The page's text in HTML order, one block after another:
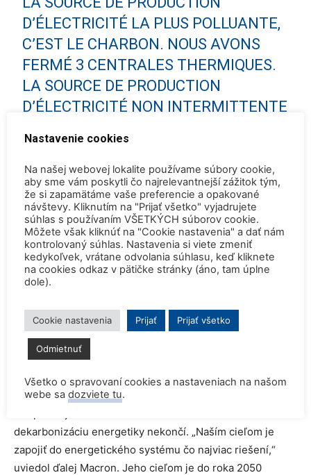
D’ÉLECTRICITÉ LA PLUS POLLUANTE,
C’EST LE CHARBON. NOUS AVONS
FERMÉ 3 CENTRALES THERMIQUES.
LA SOURCE DE PRODUCTION
D’ÉLECTRICITÉ NON INTERMITTENTE
NUCLÉAIRE. LE PROGRAMME DE
NOUVEAUX RÉACTEURS NUCLÉAIRES
EST LÀ.
— EMMANUEL MACRON
(@EMMANUELMACRON)FEBRUARY
11, 2022
Francúzsko má 56 komerčných jadrových energetických
reaktorov, ktoré zabezpečujú približne 70% jeho
elektriny, čo je najvyšší podiel zo všetkých krajín.
Investície do obnoviteľných zdrojov
dekarbonizáciu energetiky nekončí. „Naším cieľom je
zapojiť do energetického systému čo najviac riešení,“
uviedol ďalej Macron. Jeho cieľom je do roka 2050
Nastavenie cookies
Na našej webovej lokalite používame súbory cookie,
aby sme vám poskytli čo najrelevantnejší zážitok tým,
že si zapamätáme vaše preferencie a opakované
návštevy. Kliknutím na "Prijať všetko" vyjadrujete
súhlas s používaním VŠETKÝCH súborov cookie.
Môžete však kliknúť na "Cookie nastavenia" a dať nám
kontrolovaný súhlas. Nastavenia si viete zmeniť
kedykoľvek, vrátane odvolania súhlasu, keď kliknete
na cookies odkaz v pätičke stránky (áno, tam úplne
dole).
Cookie nastavenia Prijať Prijať všetko
Odmietnuť
Všetko o spravovaní cookies a nastaveniach na našom
webe sa dozviete tu.